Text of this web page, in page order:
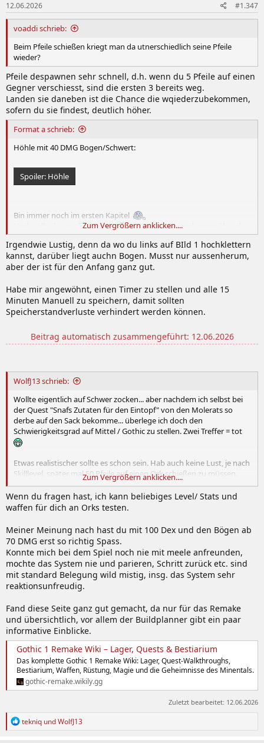
e
n
12.06.2026 #1.347
voaddi schrieb:
Beim Pfeile schießen kriegt man da utnerschiedlich seine Pfeile
wieder?
Pfeile despawnen sehr schnell, d.h. wenn du 5 Pfeile auf einen
Gegner verschiesst, sind die ersten 3 bereits weg.
Landen sie daneben ist die Chance die wqiederzubekommen,
sofern du sie findest, deutlich höher.
Format a schrieb:
Höhle mit 40 DMG Bogen/Schwert:
Spoiler: Höhle
Bin immer noch im ersten Kapitel
Und wollte herausfinden was sich in einer Felswand gegenüber der
Harpyie-Burg befindet, dazu musste ich mir die Blutfliegen
Spruchrolle kaufen und vom Dach der Burg hinüber gleiten:
Für maximalen Spielspass im 1. Kapitel
Zum Vergrößern anklicken....
Irgendwie Lustig, denn da wo du links auf BIld 1 hochklettern
kannst, darüber liegt auchn Bogen. Musst nur aussenherum,
aber der ist für den Anfang ganz gut.
Habe mir angewöhnt, einen Timer zu stellen und alle 15
Minuten Manuell zu speichern, damit sollten
Speicherstandverluste verhindert werden können.
Beitrag automatisch zusammengeführt: 12.06.2026
WolfJ13 schrieb:
Wollte eigentlich auf Schwer zocken... aber nachdem ich selbst bei
der Quest "Snafs Zutaten für den Eintopf" von den Molerats so
derbe auf den Sack bekomme... überlege ich doch den
Schwierigkeitsgrad auf Mittel / Gothic zu stellen. Zwei Treffer = tot
Etwas realistischer sollte es schon sein. Hab auch keine Lust, je nach
Skilllevel, später mal 50 Pfeile auf einen Ork schießen zu müssen.
Wie verhält sich der Schwierigkeitsgrad Schwer im Mid-Game?
Zum Vergrößern anklicken....
Wenn du fragen hast, ich kann beliebiges Level/ Stats und
waffen für dich an Orks testen.
Meiner Meinung nach hast du mit 100 Dex und den Bögen ab
70 DMG erst so richtig Spass.
Konnte mich bei dem Spiel noch nie mit meele anfreunden,
mochte das System nie und parieren, Schritt zurück etc. sind
mit standard Belegung wild mistig, insg. das System sehr
reaktionsunfreudig.
Fand diese Seite ganz gut gemacht, da nur für das Remake
und übersichtlich, vor allem der Buildplanner gibt ein paar
informative Einblicke.
Gothic 1 Remake Wiki – Lager, Quests & Bestiarium
Das komplette Gothic 1 Remake Wiki: Lager, Quest-Walkthroughs,
Bestiarium, Waffen, Rüstung, Magie und die Geheimnisse des Minentals.
gothic-remake.wikily.gg
Zuletzt bearbeitet: 12.06.2026
R
tekniq undWolfJ13